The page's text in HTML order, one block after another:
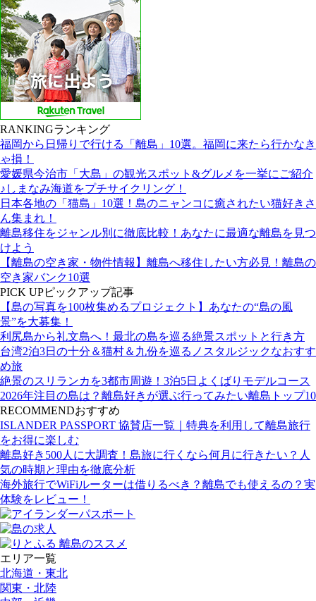
RANKINGランキング
福岡から日帰りで行ける「離島」10選。福岡に来たら行かなき
ゃ損！
愛媛県今治市「大島」の観光スポット&グルメを一挙にご紹介
♪しまなみ海道をプチサイクリング！
日本各地の「猫島」10選！島のニャンコに癒されたい猫好きさ
ん集まれ！
離島移住をジャンル別に徹底比較！あなたに最適な離島を見つ
けよう
【離島の空き家・物件情報】離島へ移住したい方必見！離島の
空き家バンク10選
PICK UPピックアップ記事
【島の写真を100枚集めるプロジェクト】あなたの“島の風
景”を大募集！
利尻島から礼文島へ！最北の島を巡る絶景スポットと行き方
台湾2泊3日の十分＆猫村＆九份を巡るノスタルジックなおすす
め旅
絶景のスリランカを3都市周遊！3泊5日よくばりモデルコース
2026年注目の島は？離島好きが選ぶ行ってみたい離島トップ10
RECOMMENDおすすめ
ISLANDER PASSPORT 協賛店一覧｜特典を利用して離島旅行
をお得に楽しむ
離島好き500人に大調査！島旅に行くなら何月に行きたい？人
気の時期と理由を徹底分析
海外旅行でWiFiルーターは借りるべき？離島でも使えるの？実
体験をレビュー！
エリア一覧
北海道・東北
関東・北陸